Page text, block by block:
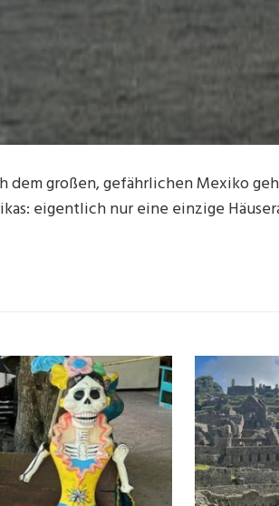
dem großen, gefährlichen Mexiko
eigentlich nur eine einzige